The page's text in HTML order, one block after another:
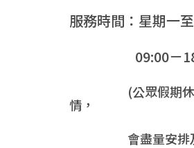
服務時間：星期一
09:00－
(公眾假期休息
情，
會盡量安排及